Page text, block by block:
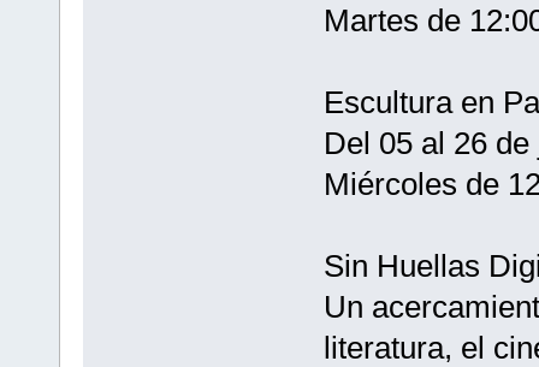
Martes de
Escultura en
Del 05 al 26 de
Miércoles de
Sin Huellas
Un
literatura, el